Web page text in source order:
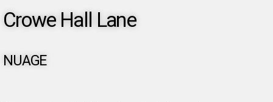
Crowe Hall Lane
NUAGE